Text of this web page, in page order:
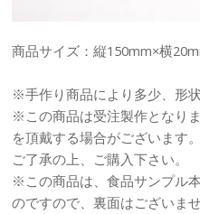
商品サイズ：縦150mm×横
※手作り商品により多少、形
※この商品は受注製作となり
を頂戴する場合がございます
ご了承の上、ご購入下さい。
※この商品は、食品サンプル
のですので、裏面はございま